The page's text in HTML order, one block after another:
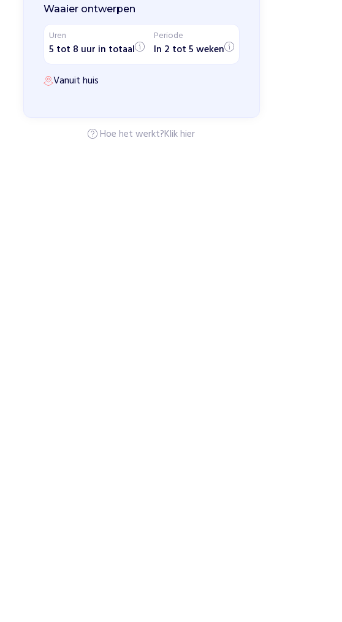
Waaier ontwerpen
Uren
5 tot 8 uur in totaal
Periode
In 2 tot 5 weken
Vanuit huis
Hoe het werkt?Klik hier